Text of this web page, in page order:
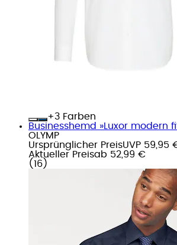
+
Farben
Businesshemd »Luxor modern
OLYMP
Ursprünglicher PreisUVP 59,95
Aktueller Preisab 52,99 €
( 16 )